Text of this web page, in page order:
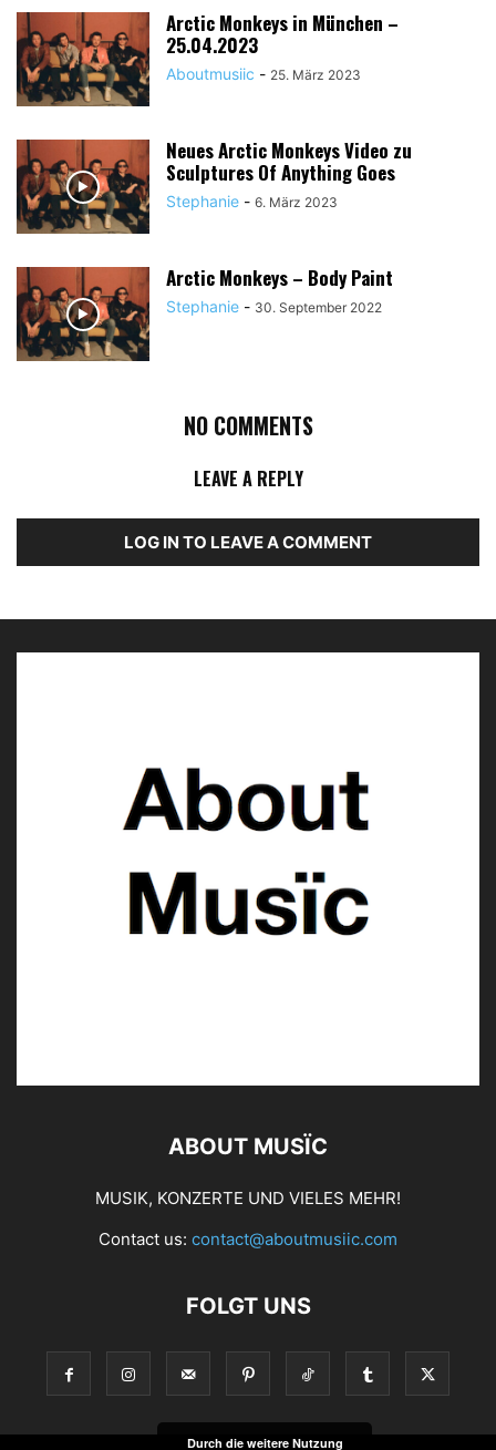
Arctic Monkeys in München –
25.04.2023
Aboutmusiic - 25. März 2023
Neues Arctic Monkeys Video zu
Sculptures Of Anything Goes
Stephanie - 6. März 2023
Arctic Monkeys – Body Paint
Stephanie - 30. September 2022
NO COMMENTS
LEAVE A REPLY
LOG IN TO LEAVE A COMMENT
ABOUT MUSÏC
MUSIK, KONZERTE UND VIELES MEHR!
Contact us: contact@aboutmusiic.com
FOLGT UNS
Durch die weitere Nutzung